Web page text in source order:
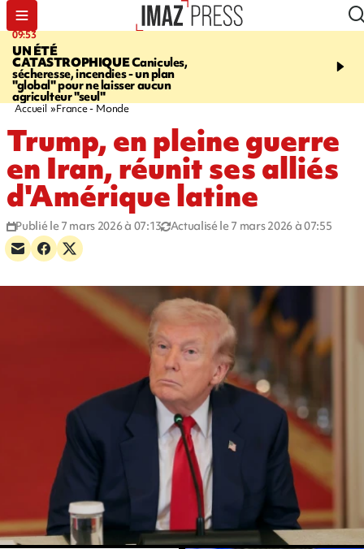
09:53
UN ÉTÉ
CATASTROPHIQUECanicules,
sécheresse, incendies - un plan
"global" pour ne laisser aucun
agriculteur "seul"
12:03
commerciales - 160
pour 10 jours de
Accueil France - Monde
Trump, en pleine guerre
en Iran, réunit ses alliés
d'Amérique latine
Publié le 7 mars 2026 à 07:13 Actualisé le 7 mars 2026 à 07:55